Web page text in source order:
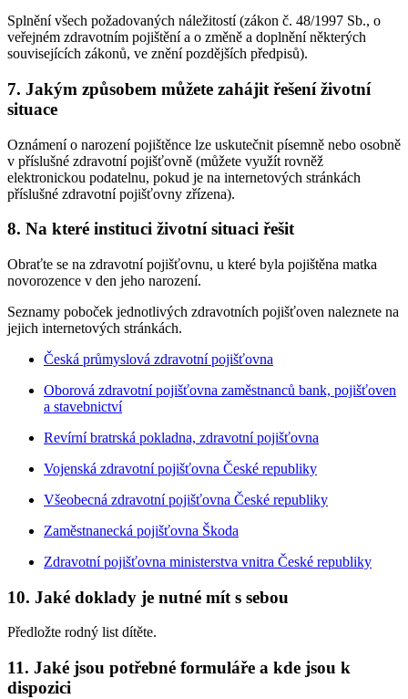
Splnění všech požadovaných náležitostí (zákon č. 48/1997 Sb., o
veřejném zdravotním pojištění a o změně a doplnění některých
souvisejících zákonů, ve znění pozdějších předpisů).
7. Jakým způsobem můžete zahájit řešení životní
situace
Oznámení o narození pojištěnce lze uskutečnit písemně nebo osobně
v příslušné zdravotní pojišťovně (můžete využít rovněž
elektronickou podatelnu, pokud je na internetových stránkách
příslušné zdravotní pojišťovny zřízena).
8. Na které instituci životní situaci řešit
Obraťte se na zdravotní pojišťovnu, u které byla pojištěna matka
novorozence v den jeho narození.
Seznamy poboček jednotlivých zdravotních pojišťoven naleznete na
jejich internetových stránkách.
Česká průmyslová zdravotní pojišťovna
Oborová zdravotní pojišťovna zaměstnanců bank, pojišťoven
a stavebnictví
Revírní bratrská pokladna, zdravotní pojišťovna
Vojenská zdravotní pojišťovna České republiky
Všeobecná zdravotní pojišťovna České republiky
Zaměstnanecká pojišťovna Škoda
Zdravotní pojišťovna ministerstva vnitra České republiky
10. Jaké doklady je nutné mít s sebou
Předložte rodný list dítěte.
11. Jaké jsou potřebné formuláře a kde jsou k
dispozici